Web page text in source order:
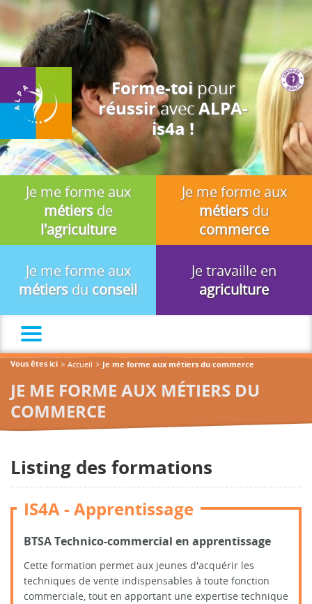
J'accepte
En utilisant ce site, vous acceptez que les cookies soient utilisés à
des fins d'analyse, de pertinence et de publicité.
Forme-toipour
réussiravecALPA-
is4a !
Je me forme aux
métiersde
l'agriculture
Je me forme aux
métiersdu
commerce
Je me forme aux
métiersdu conseil
Je travaille en
agriculture
Vous êtes ici Accueil Je me forme aux métiers du commerce
JE ME FORME AUX MÉTIERS DU
COMMERCE
Listing des formations
IS4A - Apprentissage
BTSA Technico-commercial en apprentissage
Cette formation permet aux jeunes d'acquérir les
techniques de vente indispensables à toute fonction
commerciale, tout en apportant une expertise technique